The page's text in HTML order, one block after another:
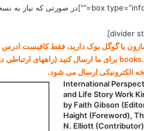
یا گوگل بوک دارید، فقط کافیست ادرس
الکترونیکی ارسال می شود.
International
and Life Story Work
by Faith Gibson
Haight (Foreword),
N. Elliott